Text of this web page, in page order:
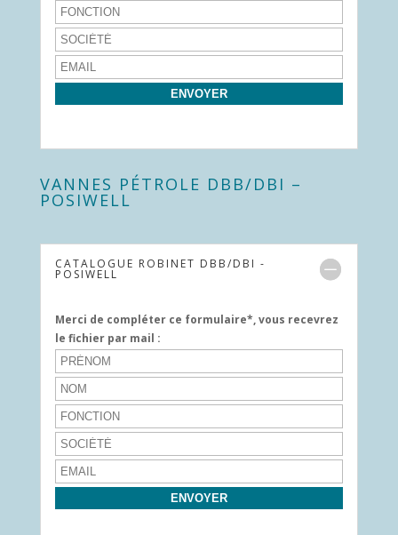
VANNES PÉTROLE DBB/DBI –
POSIWELL
CATALOGUE ROBINET DBB/DBI -
POSIWELL
Merci de compléter ce formulaire*, vous recevrez
le fichier par mail :